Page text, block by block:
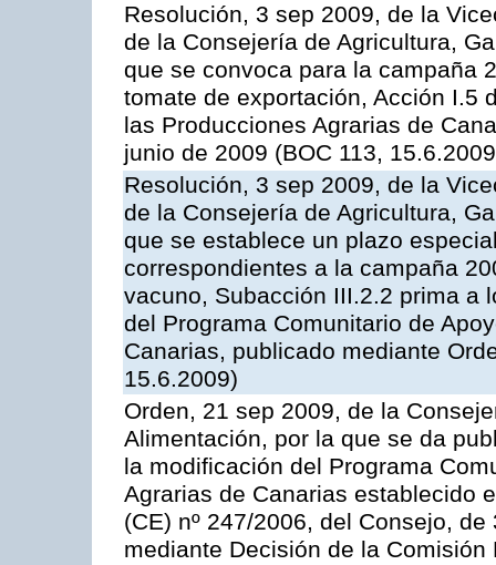
Resolución, 3 sep 2009, de la
de la Consejería de Agricultura,
que se convoca para la campaña
tomate de exportación, Acción I.5
las Producciones Agrarias de
junio de 2009 (BOC 113,
Resolución, 3 sep 2009, de la
de la Consejería de Agricultura,
que se establece un plazo
correspondientes a la campaña
vacuno, Subacción III.2.2 prima a
del Programa Comunitario de
Canarias, publicado mediante
15.6.2009)
Orden, 21 sep 2009, de la
Alimentación, por la que se da
la modificación del Programa
Agrarias de Canarias establecido
(CE) nº 247/2006, del Consejo,
mediante Decisión de la